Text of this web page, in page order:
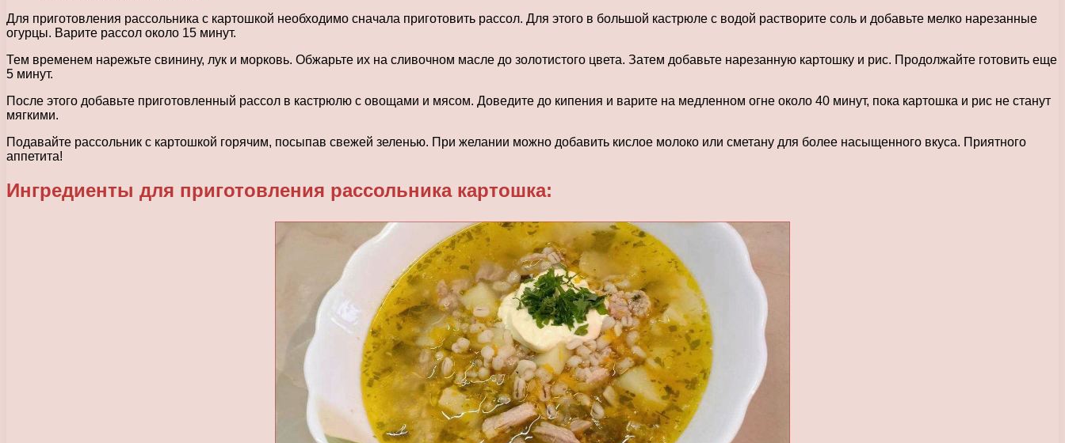
Для приготовления рассольника с картошкой необходимо сначала приготовить рассол. Для этого в большой кастрюле с водой растворите соль и добавьте мелко нарезанные
огурцы. Варите рассол около 15 минут.
Тем временем нарежьте свинину, лук и морковь. Обжарьте их на сливочном масле до золотистого цвета. Затем добавьте нарезанную картошку и рис. Продолжайте готовить еще
5 минут.
После этого добавьте приготовленный рассол в кастрюлю с овощами и мясом. Доведите до кипения и варите на медленном огне около 40 минут, пока картошка и рис не станут
мягкими.
Подавайте рассольник с картошкой горячим, посыпав свежей зеленью. При желании можно добавить кислое молоко или сметану для более насыщенного вкуса. Приятного
аппетита!
Ингредиенты для приготовления рассольника картошка: